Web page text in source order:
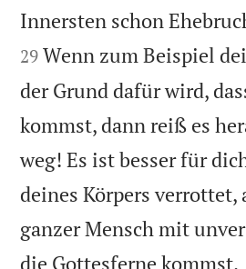
Innersten schon
29 Wenn zum Beispiel
der Grund dafür wird,
kommst, dann reiß es
weg! Es ist besser für
deines Körpers verrottet,
ganzer Mensch mit
die Gottesferne kommst.